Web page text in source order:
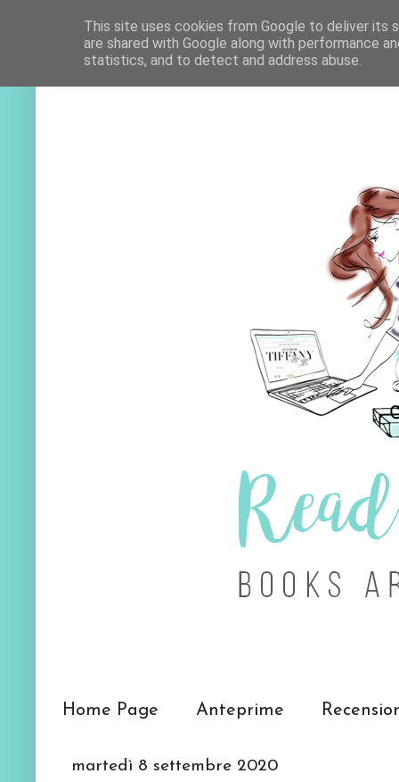
Home Page Anteprime
martedì 8 settembre 2020
This site uses cookies from Google to deliver its
are shared with Google along with performance
statistics, and to detect and address abuse.